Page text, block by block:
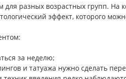
разных возрастных групп. На
эффект, которого
за неделю;
и татуажа нужно сделать